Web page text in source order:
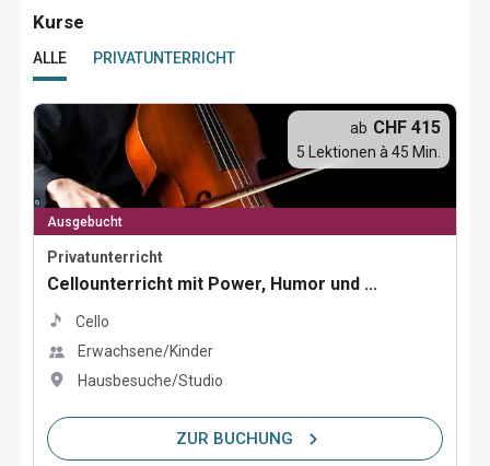
Kurse
ALLE PRIVATUNTERRICHT
Ausgebucht
Privatunterricht
Cellounterricht mit Power, Humor und ...
Cello
Erwachsene/Kinder
Hausbesuche/Studio
ab CHF 415
5 Lektionen à 45 Min.
ZUR BUCHUNG